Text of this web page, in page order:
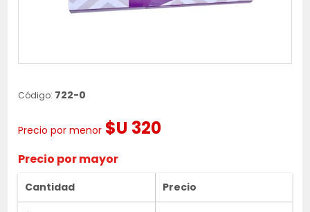
Código: 722-0
Precio por menor $U 320
Precio por mayor
Cantidad Precio